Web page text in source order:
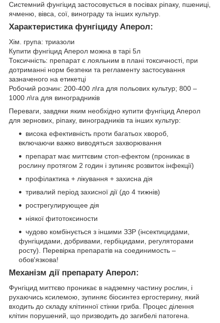
Системний фунгіцид застосовується в посівах ріпаку, пшениці,
ячменю, вівса, сої, винограду та інших культур.
Характеристика фунгіциду Аперол:
Хім. група: триазоли
Купити фунгіцид Аперол можна в тарі 5л
Токсичність: препарат є лояльним в плані токсичності, при
дотриманні норм безпеки та регламенту застосування
зазначеного на етикетці
Робочий розчин: 200-400 л\га для польових культур; 800 –
1000 л\га для виноградників
Переваги, завдяки яким необхідно купити фунгіцид Аперол
для зернових, ріпаку, виноградників та інших культур:
висока ефективність проти багатьох хвороб,
включаючи важко виводяться захворювання
препарат має миттєвим стоп-ефектом (проникає в
рослину протягом 2 годин і зупиняє розвиток інфекції)
профілактика + лікування + захисна дія
тривалий період захисної дії (до 4 тижнів)
рострегулирующее дія
ніякої фитотоксиности
чудово комбінується з іншими ЗЗР (інсектицидами,
фунгіцидами, добривами, гербіцидами, регуляторами
росту). Перевірка препаратів на соединимость –
обов'язкова!
Механізм дії препарату Аперол:
Фунгіцид миттєво проникає в надземну частину рослин, і
рухаючись ксилемою, зупиняє біосинтез ергостерину, який
входить до складу клітинної стінки гриба. Процес ділення
клітин порушений, що призводить до загибелі патогена.